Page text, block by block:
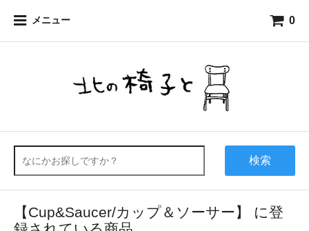
メニュー 0
検索
【Cup&Saucer/カップ＆ソーサー】 に登